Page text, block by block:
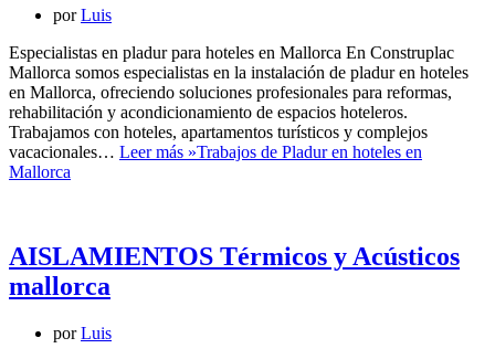
porLuis
Especialistas en pladur para hoteles en Mallorca En Construplac
Mallorca somos especialistas en la instalación de pladur en hoteles
en Mallorca, ofreciendo soluciones profesionales para reformas,
rehabilitación y acondicionamiento de espacios hoteleros.
Trabajamos con hoteles, apartamentos turísticos y complejos
vacacionales… Leer más »Trabajos de Pladur en hoteles en
Mallorca
AISLAMIENTOS Térmicos y Acústicos
mallorca
porLuis